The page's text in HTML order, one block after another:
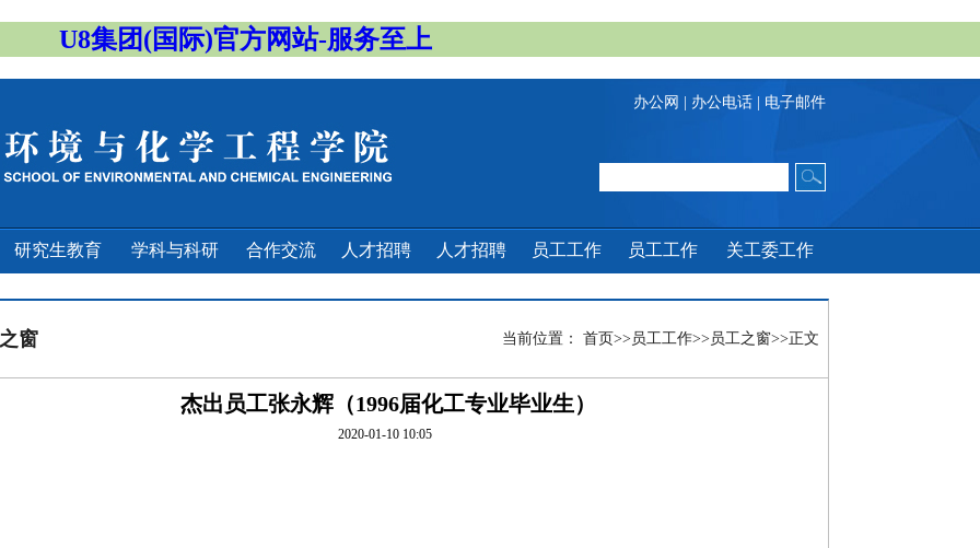
U8集团(国际)官方网站-服务至上
办公网 办公电话 电子邮件
研究生教育 学科与科研 合作交流 人才招聘 人才招聘 员工工作 员工工作 关工委工作
窗 当前位置： 首页>> 员工工作>> 员工之窗>>正文
杰出员工张永辉（1996届化工专业毕业生）
2020-01-10 10:05